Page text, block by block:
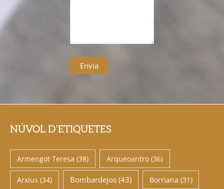
NÚVOL D’ETIQUETES
Armengot Teresa (38) Arqueoantro(36)
Arxius (34) Bombardejos(43) Borriana (31)